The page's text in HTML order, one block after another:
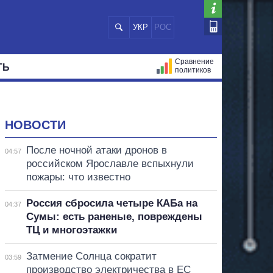
УКР РОС
Сравнение
политиков
НОВОСТИ
04:57
После ночной атаки дронов в
российском Ярославле вспыхнули
пожары: что известно
04:37
Россия сбросила четыре КАБа на
Сумы: есть раненые, повреждены
ТЦ и многоэтажки
03:59
Затмение Солнца сократит
производство электричества в ЕС